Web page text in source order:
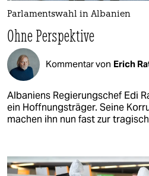
Parlamentswahl in Albanien
Ohne Perspektive
Kommentar von Erich
Albaniens Regierungschef Edi
ein Hoffnungsträger. Seine
machen ihn nun fast zur